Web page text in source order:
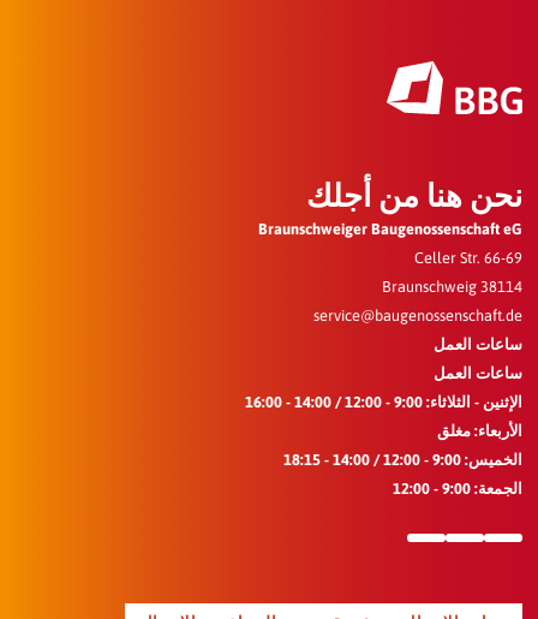
نحن هنا من أجلك
Braunschweiger Baugenossenschaft eG
Celler Str. 66-69
38114 Braunschweig
service@baugenossenschaft.de
ساعات العمل
ساعات العمل
الإثنين - الثلاثاء: 9:00 - 12:00 / 14:00 - 16:00
الأربعاء: مغلق
الخميس: 9:00 - 12:00 / 14:00 - 18:15
الجمعة: 9:00 - 12:00